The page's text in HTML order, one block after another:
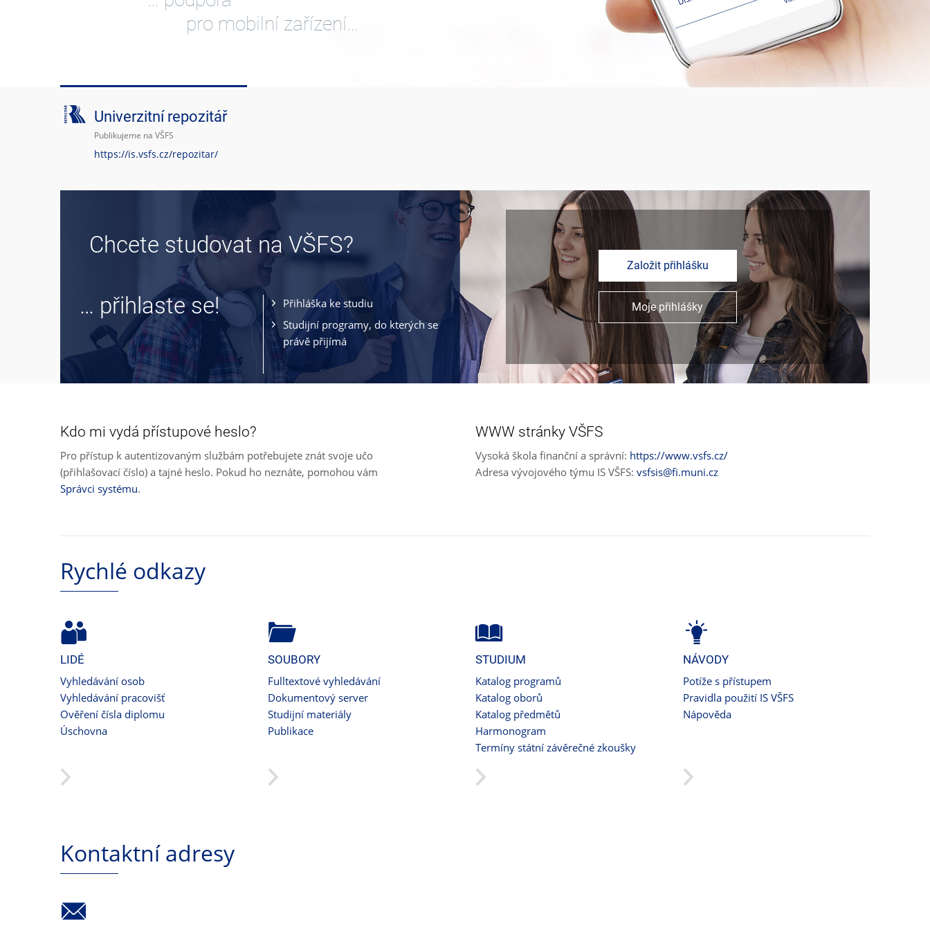
pro mobilní zařízení…
Univerzitní repozitář
Publikujeme na VŠFS
https://is.vsfs.cz/repozitar/
Chcete studovat na VŠFS?
… přihlaste se!
Přihláška ke studiu
Studijní programy, do kterých se
právě přijímá
Založit přihlášku
Moje přihlášky
Kdo mi vydá přístupové heslo?
Pro přístup k autentizovaným službám potřebujete znát svoje učo
(přihlašovací číslo) a tajné heslo. Pokud ho neznáte, pomohou vám
Správci systému.
WWW stránky VŠFS
Vysoká škola finanční a správní: https://www.vsfs.cz/
Adresa vývojového týmu IS VŠFS: vsfsis@fi.muni.cz
Rychlé odkazy
LIDÉ
Vyhledávání osob
Vyhledávání pracovišť
Ověření čísla diplomu
Úschovna
SOUBORY
Fulltextové vyhledávání
Dokumentový server
Studijní materiály
Publikace
STUDIUM
Katalog programů
Katalog oborů
Katalog předmětů
Harmonogram
Termíny státní závěrečné zkoušky
NÁVODY
Potíže s přístupem
Pravidla použití IS VŠFS
Nápověda
Kontaktní adresy